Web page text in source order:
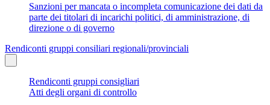
Sanzioni per mancata o incompleta comunicazione dei dati da
parte dei titolari di incarichi politici, di amministrazione, di
direzione o di governo
Rendiconti gruppi consiliari regionali/provinciali
Rendiconti gruppi consigliari
Atti degli organi di controllo